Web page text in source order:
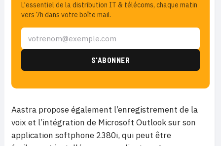
L'essentiel de la distribution IT & télécoms, chaque matin
vers 7h dans votre boîte mail.
Aastra propose également l’enregistrement de la
voix et l’intégration de Microsoft Outlook sur son
application softphone 2380i, qui peut être